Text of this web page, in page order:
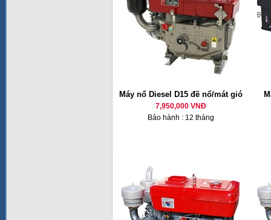
Máy nổ Diesel D15 đề nổ/mát gió
7,950,000 VNĐ
Bảo hành : 12 tháng